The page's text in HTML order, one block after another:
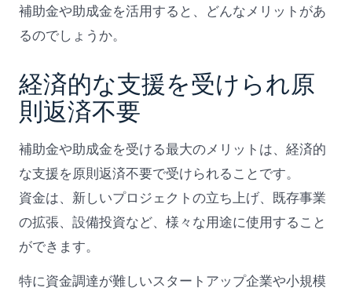
補助金や助成金を活用すると、どんなメリットがあ
るのでしょうか。
経済的な支援を受けられ原
則返済不要
補助金や助成金を受ける最大のメリットは、経済的
な支援を原則返済不要で受けられることです。
資金は、新しいプロジェクトの立ち上げ、既存事業
の拡張、設備投資など、様々な用途に使用すること
ができます。
特に資金調達が難しいスタートアップ企業や小規模